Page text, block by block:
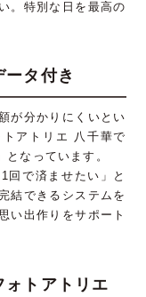
。特別な日を最高の
タ付き
が分かりにくいとい
アトリエ 八千華で
なっています。
回で済ませたい」と
結できるシステムを
い出作りをサポート
ォトアトリエ